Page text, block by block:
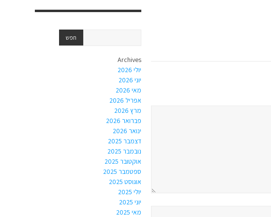
Archives
יולי 2026
יוני 2026
מאי 2026
אפריל 2026
מרץ 2026
פברואר 2026
ינואר 2026
דצמבר 2025
נובמבר 2025
אוקטובר 2025
ספטמבר 2025
אוגוסט 2025
יולי 2025
יוני 2025
מאי 2025